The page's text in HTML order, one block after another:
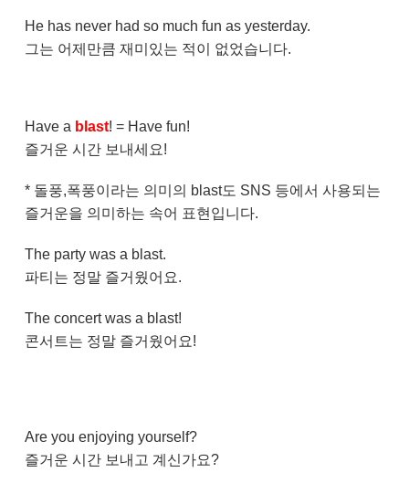
He has never had so much fun as yesterday.
그는 어제만큼 재미있는 적이 없었습니다.
Have a blast! = Have fun!
즐거운 시간 보내세요!
* 돌풍,폭풍이라는 의미의 blast도 SNS 등에서 사용되는
즐거운을 의미하는 속어 표현입니다.
The party was a blast.
파티는 정말 즐거웠어요.
The concert was a blast!
콘서트는 정말 즐거웠어요!
Are you enjoying yourself?
즐거운 시간 보내고 계신가요?